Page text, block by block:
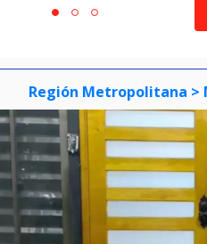
itemitemitem
Región Metropolitana >